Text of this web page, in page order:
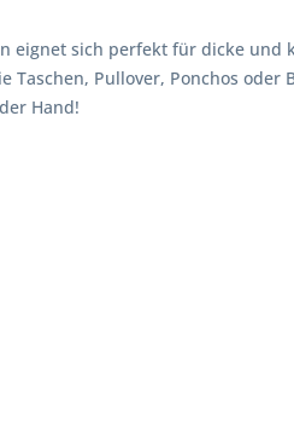
sich perfekt für dicke und
Pullover, Ponchos
Hand!